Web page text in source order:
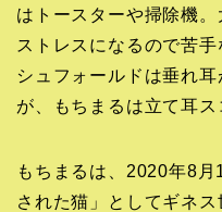
はトースターや掃除機
ストレスになるので苦
シュフォールドは垂れ
が、もちまるは立て耳ス
もちまるは、2020年8
された猫」としてギネス